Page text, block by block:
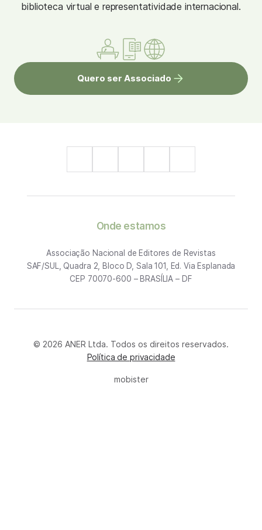
biblioteca virtual e representatividade internacional.
Quero ser Associado
Onde estamos
Associação Nacional de Editores de Revistas
SAF/SUL, Quadra 2, Bloco D, Sala 101, Ed. Via Esplanada
CEP 70070-600 – BRASÍLIA – DF
© 2026 ANER Ltda. Todos os direitos reservados.
Política de privacidade
mobister